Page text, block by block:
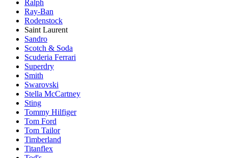
Ralph
Ray-Ban
Rodenstock
Saint Laurent
Sandro
Scotch & Soda
Scuderia Ferrari
Superdry
Smith
Swarovski
Stella McCartney
Sting
Tommy Hilfiger
Tom Ford
Tom Tailor
Timberland
Titanflex